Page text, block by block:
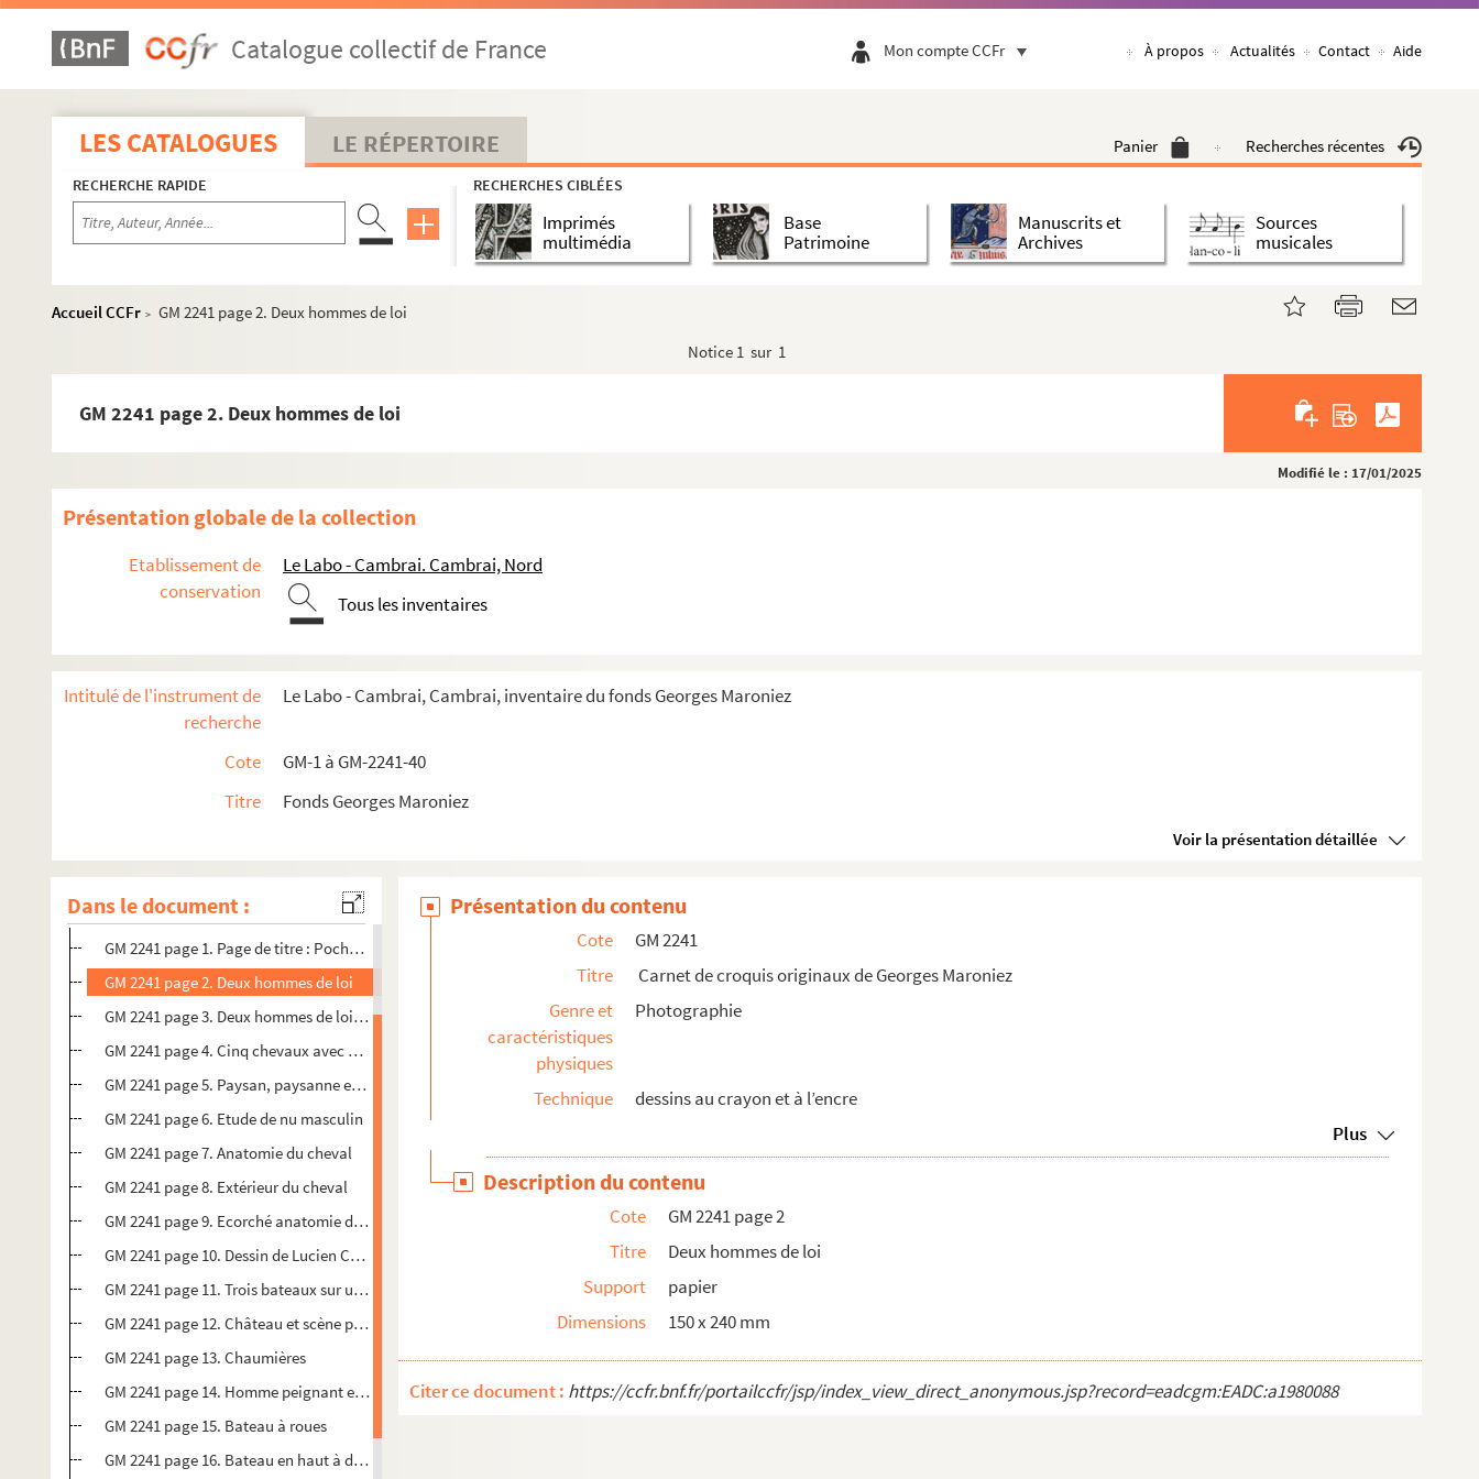
Catalogue collectif de France Mon compte CCFr À propos Actualités Contact Aide
LES CATALOGUES LE RÉPERTOIRE Panier Recherches récentes
RECHERCHE RAPIDE RECHERCHES CIBLÉES
Imprimés
multimédia
Base
Patrimoine
Manuscrits et
Archives
Sources
musicales
Accueil CCFr > GM 2241 page 2. Deux hommes de loi
Notice 1 sur 1
GM 2241 page 2. Deux hommes de loi
Modifié le : 17/01/2025
Présentation globale de la collection
Etablissement de
conservation
Le Labo - Cambrai. Cambrai, Nord
Tous les inventaires
Intitulé de l'instrument de
recherche
Le Labo - Cambrai, Cambrai, inventaire du fonds Georges Maroniez
Cote
GM-1 à GM-2241-40
Titre
Fonds Georges Maroniez
Voir la présentation détaillée
Dans le document :
Plaques de verre, négatifs souples, autochromes, daguerréotypes, diapositives, pris par Georges Maro...
GM 2076 à GM 2238. Cartes postales reproduisant des tableaux de Georges Maroniez
GM 2240. Appareil photographique "le Sphinx"
GM 2241. Carnet de croquis originaux de Georges Maroniez
GM 2241 page 1. Page de titre : Pochades
GM 2241 page 2. Deux hommes de loi
GM 2241 page 3. Deux hommes de loi dont un bras croisés
GM 2241 page 4. Cinq chevaux avec cavaliers et une diligence attelée
GM 2241 page 5. Paysan, paysanne et deux canards
GM 2241 page 6. Etude de nu masculin
GM 2241 page 7. Anatomie du cheval
GM 2241 page 8. Extérieur du cheval
GM 2241 page 9. Ecorché anatomie du tronc
GM 2241 page 10. Dessin de Lucien Chédeville
GM 2241 page 11. Trois bateaux sur un canal
GM 2241 page 12. Château et scène paysanne aux champs
GM 2241 page 13. Chaumières
GM 2241 page 14. Homme peignant et modèle masculin
GM 2241 page 15. Bateau à roues
GM 2241 page 16. Bateau en haut à droite de la page
Présentation du contenu
Cote
GM 2241
Titre
Carnet de croquis originaux de Georges Maroniez
Genre et
caractéristiques
physiques
Photographie
Technique
dessins au crayon et à l’encre
Plus
Description du contenu
Cote
GM 2241 page 2
Titre
Deux hommes de loi
Support
papier
Dimensions
150 x 240 mm
Citer ce document : https://ccfr.bnf.fr/portailccfr/jsp/index_view_direct_anonymous.jsp?record=eadcgm:EADC:a1980088